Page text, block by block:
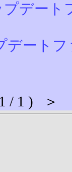
デート
デートフ
/ 1 ) ＞